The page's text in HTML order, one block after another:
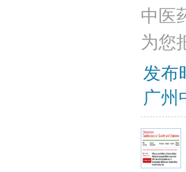
中医
为您
发布
广州